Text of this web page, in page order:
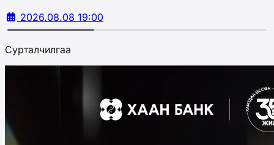
2026.08.08 19:00
Сурталчилгаа